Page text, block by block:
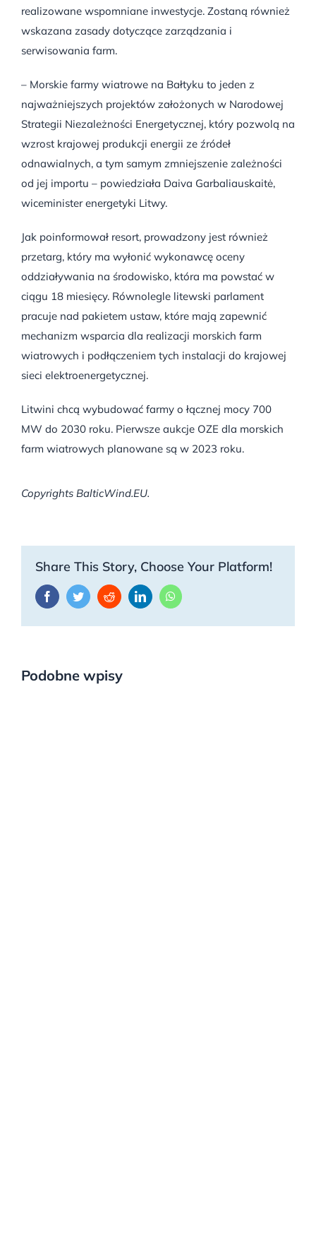
realizowane wspomniane inwestycje. Zostaną również
wskazana zasady dotyczące zarządzania i
serwisowania farm.
– Morskie farmy wiatrowe na Bałtyku to jeden z
najważniejszych projektów założonych w Narodowej
Strategii Niezależności Energetycznej, który pozwolą na
wzrost krajowej produkcji energii ze źródeł
odnawialnych, a tym samym zmniejszenie zależności
od jej importu – powiedziała Daiva Garbaliauskaitė,
wiceminister energetyki Litwy.
Jak poinformował resort, prowadzony jest również
przetarg, który ma wyłonić wykonawcę oceny
oddziaływania na środowisko, która ma powstać w
ciągu 18 miesięcy. Równolegle litewski parlament
pracuje nad pakietem ustaw, które mają zapewnić
mechanizm wsparcia dla realizacji morskich farm
wiatrowych i podłączeniem tych instalacji do krajowej
sieci elektroenergetycznej.
Litwini chcą wybudować farmy o łącznej mocy 700
MW do 2030 roku. Pierwsze aukcje OZE dla morskich
farm wiatrowych planowane są w 2023 roku.
Copyrights BalticWind.EU.
Share This Story, Choose Your Platform!
FacebookTwitterRedditLinkedInWhatsApp
Podobne wpisy